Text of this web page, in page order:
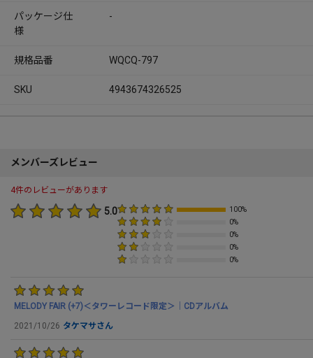
パッケージ仕
様
-
規格品番 WQCQ-797
SKU 4943674326525
メンバーズレビュー
4件のレビューがあります
5.0
100%
0%
0%
0%
0%
MELODY FAIR (+7)＜タワーレコード限定＞｜CDアルバム
2021/10/26 タケマサさん